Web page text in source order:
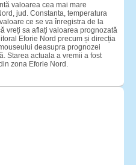
valoarea cea mai mare
jud. Constanta, temperatura
ce se va înregistra de la
vreți sa aflați valoarea prognozată
Eforie Nord precum și direcția
deasupra prognozei
Starea actuala a vremii a fost
zona Eforie Nord.